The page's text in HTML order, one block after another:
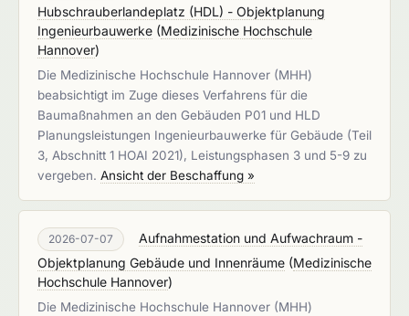
Hubschrauberlandeplatz (HDL) - Objektplanung
Ingenieurbauwerke (Medizinische Hochschule
Hannover)
Die Medizinische Hochschule Hannover (MHH)
beabsichtigt im Zuge dieses Verfahrens für die
Baumaßnahmen an den Gebäuden P01 und HLD
Planungsleistungen Ingenieurbauwerke für Gebäude (Teil
3, Abschnitt 1 HOAI 2021), Leistungsphasen 3 und 5-9 zu
vergeben. Ansicht der Beschaffung »
2026-07-07
Aufnahmestation und Aufwachraum -
Objektplanung Gebäude und Innenräume (Medizinische
Hochschule Hannover)
Die Medizinische Hochschule Hannover (MHH)